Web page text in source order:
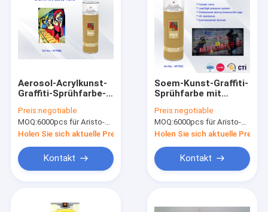
Aerosol-Acrylkunst-
Graffiti-Sprühfarbe-
mit Normal, Fluo,
metallische Farbe
Preis:negotiable
MOQ:6000pcs für Aristo-Marke, 15000pcs für Kundenmarke
Holen Sie sich aktuelle Preis
Kontakt
Soem-Kunst-Graffiti-
Sprühfarbe mit
Berufsventil-System
Preis:negotiable
MOQ:6000pcs für Aristo-Marke, 15000pcs für Kundenmarke
Holen Sie sich aktuelle Preis
Kontakt